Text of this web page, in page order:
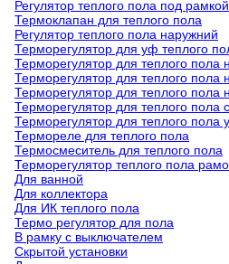
Регулятор теплого пола под
Термоклапан для теплого пола
Регулятор теплого пола наружний
Терморегулятор для уф теплого
Терморегулятор для теплого пола
Терморегулятор для теплого пола
Терморегулятор для теплого пола
Терморегулятор для теплого пола
Терморегулятор для теплого пола
Термореле для теплого пола
Термосмеситель для теплого пола
Терморегулятор теплого пола
Для ванной
Для коллектора
Для ИК теплого пола
Термо регулятор для пола
В рамку с выключателем
Скрытой установки